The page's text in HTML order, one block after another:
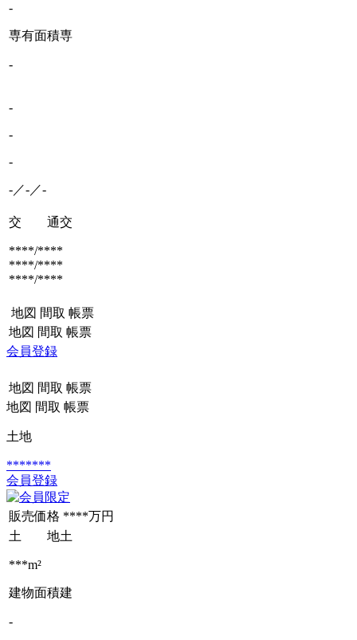
-
専有面積専
-
-
-
-
-／-／-
交 通交
****/****
****/****
****/****
地図 間取 帳票
地図 間取 帳票
会員登録
地図 間取 帳票
地図 間取 帳票
土地
*******
会員登録
販売価格 ****万円
土 地土
***m²
建物面積建
-